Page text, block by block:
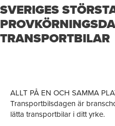
SVERIGES
TRANSPORTBILAR
ALLT PÅ EN OCH SAMMA
Transportbilsdagen är
lätta transportbilar i ditt yrke.